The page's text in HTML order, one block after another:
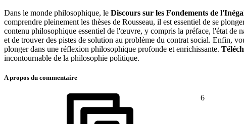
Dans le monde philosophique, le Discours sur les Fondements de
comprendre pleinement les thèses de Rousseau, il est essentiel de se
contenu philosophique essentiel de l'œuvre, y compris la préface, l'état de
et de trouver des pistes de solution au problème du contrat social. Enfin,
plonger dans une réflexion philosophique profonde et enrichissante.
incontournable de la philosophie politique.
A propos du commentaire
6